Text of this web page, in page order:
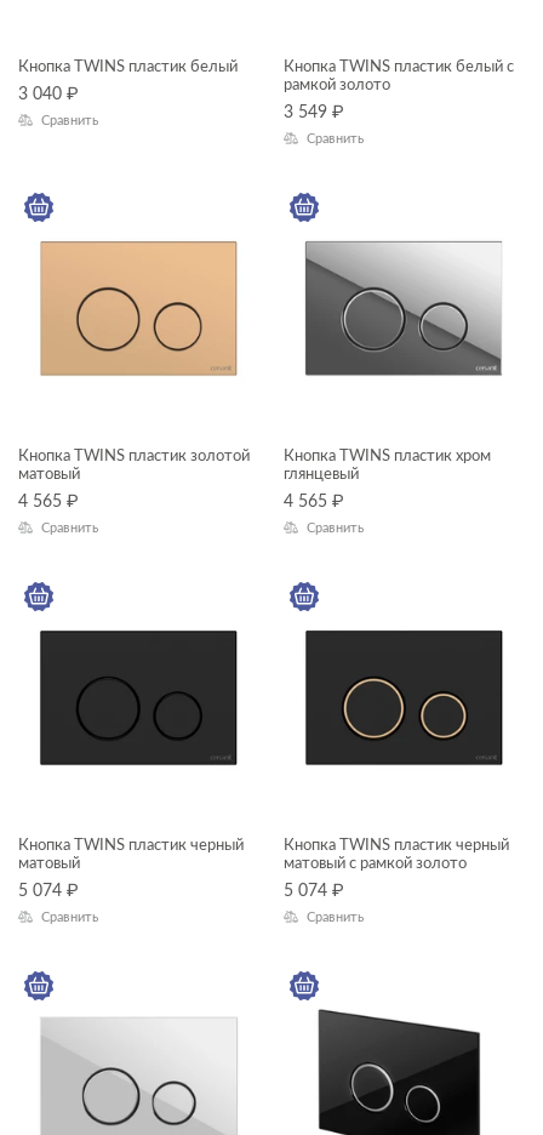
ГАБАРИТЫ
Ширина, см
Длина, см
Высота, см
КОЛЛЕКЦИЯ
TWINS
CARINA
CITY
ТИП ЧАШИ
Кнопка TWINS пластик белый
3 040 ₽
Сравнить
Кнопка TWINS пластик белый с
рамкой золото
3 549 ₽
Сравнить
Кнопка TWINS пластик золотой
матовый
4 565 ₽
Сравнить
Кнопка TWINS пластик хром
глянцевый
4 565 ₽
Сравнить
Кнопка TWINS пластик черный
матовый
5 074 ₽
Сравнить
Кнопка TWINS пластик черный
матовый с рамкой золото
5 074 ₽
Сравнить